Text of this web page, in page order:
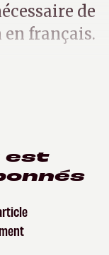
de
français.
est